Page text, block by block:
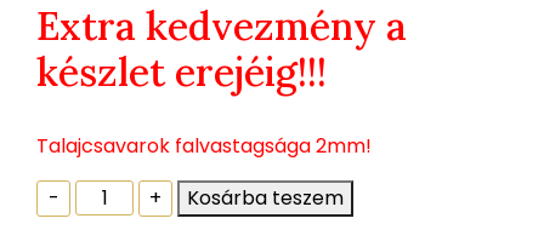
was:
7947,46 Ft.
is:
5175,00 Ft.
Extra kedvezmény a
készlet erejéig!!!
Talajcsavarok falvastagsága 2mm!
-
Talajcsavar
HEX
+ Kosárba teszem